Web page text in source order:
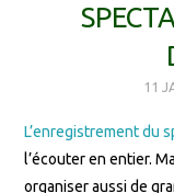
11
L’enregistrement du
l’écouter en entier.
organiser aussi de